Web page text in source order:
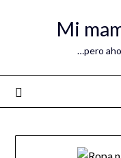
Mi
…pero